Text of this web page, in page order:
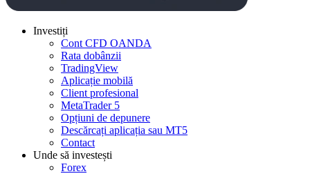
Investiți
Cont CFD OANDA
Rata dobânzii
TradingView
Aplicație mobilă
Client profesional
MetaTrader 5
Opțiuni de depunere
Descărcați aplicația sau MT5
Contact
Unde să investești
Forex